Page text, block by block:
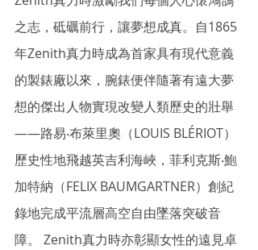
之志，砥礪前行，讓夢想成真。自1865
年Zenith真力時成為首家具有現代意義
的製錶廠以來，腕錶便伴隨著有遠大夢
想的傑出人物實現改變人類歷史的壯舉
——路易‧布萊里奧（LOUIS BLÉRIOT）
歷史性地飛越英吉利海峽，菲利克斯‧鮑
加特納（FELIX BAUMGARTNER）創紀
錄地完成平流層高空自由墜落突破音
障。 Zenith真力時亦彰顯女性的遠見卓